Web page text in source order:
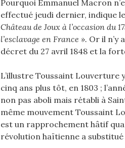
Pourquoi Emmanuel Macron
effectué jeudi dernier, indique
Château de Joux à l’occasion du
l’esclavage en France ». Or il n’y
décret du 27 avril 1848 et la
L’illustre Toussaint Louverture
cinq ans plus tôt, en 1803 ;
non pas aboli mais rétabli à
même mouvement Toussaint
est un rapprochement hâtif
révolution haïtienne a